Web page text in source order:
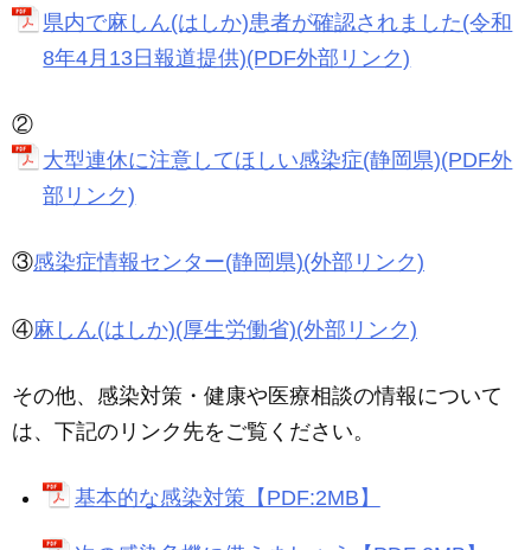
県内で麻しん(はしか)患者が確認されました(令和
8年4月13日報道提供)(PDF外部リンク)
②
大型連休に注意してほしい感染症(静岡県)(PDF外
部リンク)
③感染症情報センター(静岡県)(外部リンク)
④麻しん(はしか)(厚生労働省)(外部リンク)
その他、感染対策・健康や医療相談の情報について
は、下記のリンク先をご覧ください。
基本的な感染対策【PDF:2MB】